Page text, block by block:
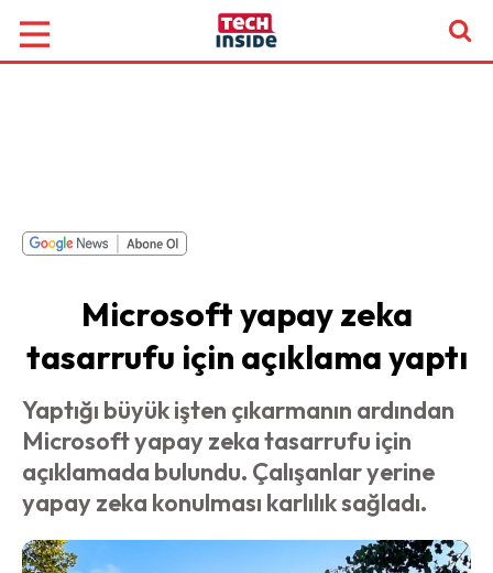
Microsoft yapay zeka
tasarrufu için açıklama yaptı
Yaptığı büyük işten çıkarmanın ardından
Microsoft yapay zeka tasarrufu için
açıklamada bulundu. Çalışanlar yerine
yapay zeka konulması karlılık sağladı.